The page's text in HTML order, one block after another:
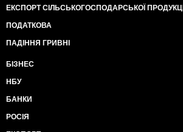
ЕКСПОРТ СІЛЬСЬКОГОСПОДАРСЬКОЇ ПРОДУКЦІЇ
ПОДАТКОВА
ПАДІННЯ ГРИВНІ
БІЗНЕС
НБУ
БАНКИ
РОСІЯ